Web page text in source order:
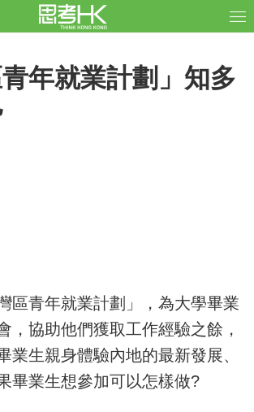
青年就業計劃」知多
區青年就業計劃」，為大學畢業
，協助他們獲取工作經驗之餘，
業生親身體驗內地的最新發展、
畢業生想參加可以怎樣做?